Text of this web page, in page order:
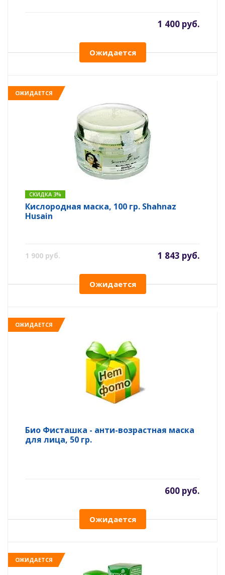
1 400 руб.
Ожидается
ОЖИДАЕТСЯ
СКИДКА 3%
Кислородная маска, 100 гр. Shahnaz
Husain
1 900 руб. 1 843 руб.
Ожидается
ОЖИДАЕТСЯ
Био Фисташка - анти-возрастная маска
для лица, 50 гр.
600 руб.
Ожидается
ОЖИДАЕТСЯ